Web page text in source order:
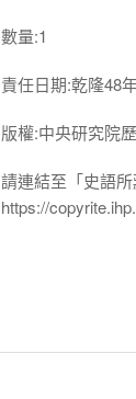
數量:1
責任日期:乾隆48
版權:中央研究院
請連結至「史語
https://